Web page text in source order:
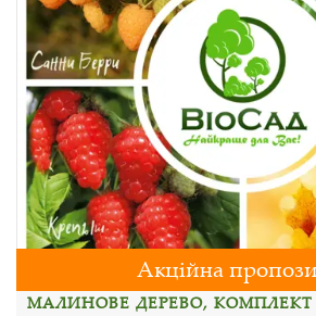
Акційна
МАЛИНОВЕ ДЕРЕВО, КОМПЛЕКТ